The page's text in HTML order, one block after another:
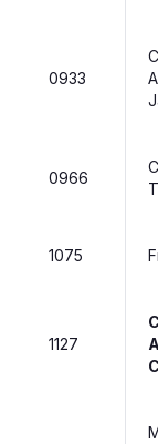
0933
0966
1075
1127